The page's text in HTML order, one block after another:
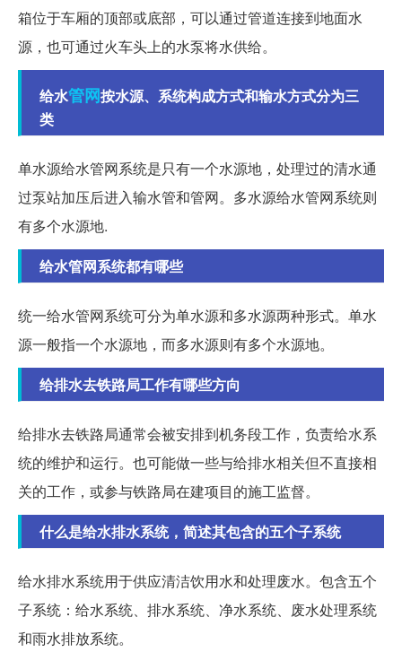
箱位于车厢的顶部或底部，可以通过管道连接到地面水
源，也可通过火车头上的水泵将水供给。
给水管网按水源、系统构成方式和输水方式分为三
类
单水源给水管网系统是只有一个水源地，处理过的清水通
过泵站加压后进入输水管和管网。多水源给水管网系统则
有多个水源地.
给水管网系统都有哪些
统一给水管网系统可分为单水源和多水源两种形式。单水
源一般指一个水源地，而多水源则有多个水源地。
给排水去铁路局工作有哪些方向
给排水去铁路局通常会被安排到机务段工作，负责给水系
统的维护和运行。也可能做一些与给排水相关但不直接相
关的工作，或参与铁路局在建项目的施工监督。
什么是给水排水系统，简述其包含的五个子系统
给水排水系统用于供应清洁饮用水和处理废水。包含五个
子系统：给水系统、排水系统、净水系统、废水处理系统
和雨水排放系统。